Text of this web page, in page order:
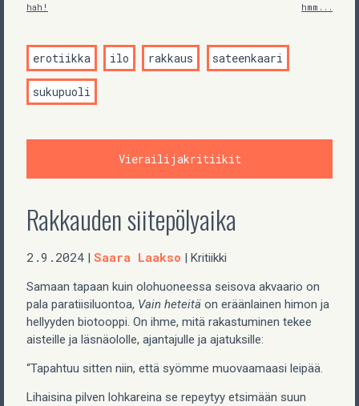
hah! hmm...
erotiikka ilo rakkaus sateenkaari
sukupuoli
Vierailijakritiikit
Rakkauden siitepölyaika
2.9.2024 | Saara Laakso | Kritiikki
Samaan tapaan kuin olohuoneessa seisova akvaario on
pala paratiisiluontoa, Vain heteitä on eräänlainen himon ja
hellyyden biotooppi. On ihme, mitä rakastuminen tekee
aisteille ja läsnäololle, ajantajulle ja ajatuksille:
“Tapahtuu sitten niin, että syömme muovaamaasi leipää.
Lihaisina pilven lohkareina se repeytyy etsimään suun